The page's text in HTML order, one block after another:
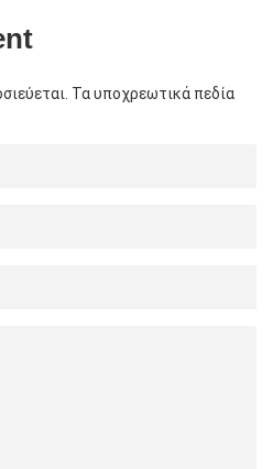
Τα υποχρεωτικά πεδία